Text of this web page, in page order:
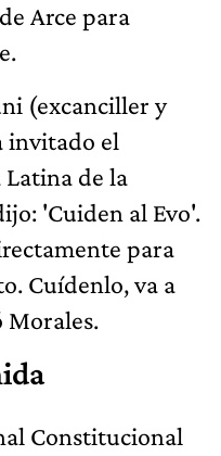
Arce para
(excanciller y
invitado el
Latina de la
'Cuiden al Evo'.
para
Cuídenlo, va a
Morales.
Constitucional